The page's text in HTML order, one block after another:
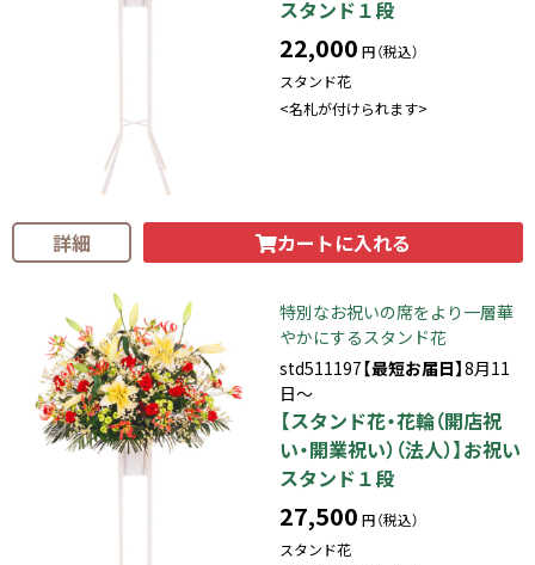
スタンド１段
22,000 円（税込）
スタンド花
<名札が付けられます>
詳細 カートに入れる
特別なお祝いの席をより一層華
やかにするスタンド花
std511197【最短お届日】8月11
日～
【スタンド花・花輪（開店祝
い・開業祝い）（法人）】お祝い
スタンド１段
27,500 円（税込）
スタンド花